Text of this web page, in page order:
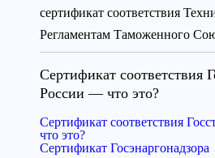
сертификат соответствия
Регламентам Таможенного
Сертификат соответствия
России — что это?
Сертификат соответствия
что это?
Сертификат Госэнаргонадзора